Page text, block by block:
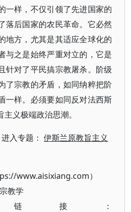
一样，不仅引领了先进国家的
落后国家的农民革命。它必然
地方，尤其是其适应全球化的
与之是始终严重对立的，它是
针对了平民搞宗教屠杀。阶级
了宗教的矛盾，如同纳粹把阶
一样。必须要如同反对法西斯
义极端政治思潮。
入专题：伊斯兰原教旨主义
www.aisixiang.com）
宗教学
接：